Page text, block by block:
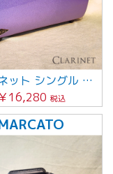
クラリネット シングル 【パープル】
￥16,280 税込